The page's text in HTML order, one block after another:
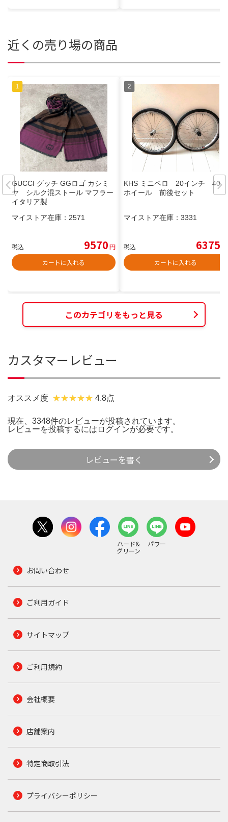
近くの売り場の商品
GUCCI グッチ GGロゴ カシミ
ヤ シルク混ストール マフラー
イタリア製
マイストア在庫： 2571
税込 9570円
カートに入れる
KHS ミニベロ 20インチ 406
ホイール 前後セット
マイストア在庫： 3331
税込 6375
カートに入れる
このカテゴリをもっと見る
カスタマーレビュー
オススメ度 4.8点
現在、3348件のレビューが投稿されています。
レビューを投稿するには ログインが必要です。
レビューを書く
ハード&
グリーン
パワー
お問い合わせ
ご利用ガイド
サイトマップ
ご利用規約
会社概要
店舗案内
特定商取引法
プライバシーポリシー